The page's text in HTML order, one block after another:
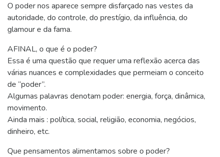
O poder nos aparece sempre disfarçado nas vestes da
autoridade, do controle, do prestígio, da influência, do
glamour e da fama.
AFINAL, o que é o poder?
Essa é uma questão que requer uma reflexão acerca das
várias nuances e complexidades que permeiam o conceito
de “poder”.
Algumas palavras denotam poder: energia, força, dinâmica,
movimento.
Ainda mais : política, social, religião, economia, negócios,
dinheiro, etc.
Que pensamentos alimentamos sobre o poder?